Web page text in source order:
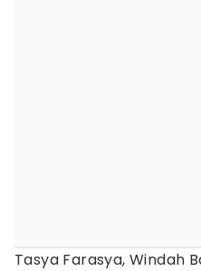
Tasya Farasya, Windah